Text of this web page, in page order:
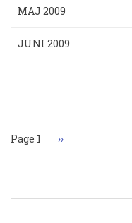
MAJ 2009
JUNI 2009
Page 1 Nästa
››